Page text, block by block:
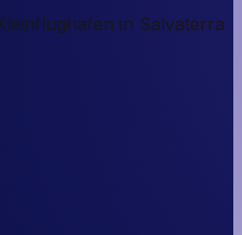
in Salvaterra